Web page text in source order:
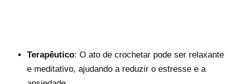
Terapêutico: O ato de crochetar pode ser relaxante
e meditativo, ajudando a reduzir o estresse e a